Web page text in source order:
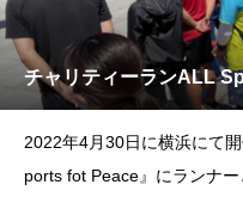
チャリティーランALL
2022年4月30日に横浜にて
ports fot Peace』にランナー